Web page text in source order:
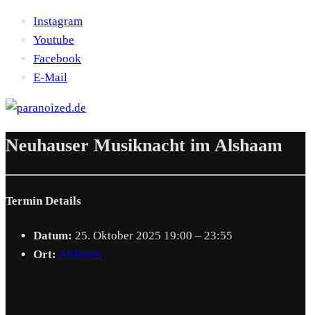
Instagram
Youtube
Facebook
E-Mail
Neuhauser Musiknacht im Alshaam
Termin Details
Datum: 25. Oktober 2025 19:00 – 23:55
Ort: Alshaam